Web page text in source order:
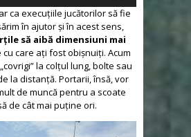
ca execuțiile jucătorilor să fie
în ajutor și în acest sens,
să aibă dimensiuni mai
cu care ați fost obișnuiți. Acum
la colțul lung, bolte sau
la distanță. Portarii, însă, vor
de muncă pentru a scoate
de cât mai puține ori.